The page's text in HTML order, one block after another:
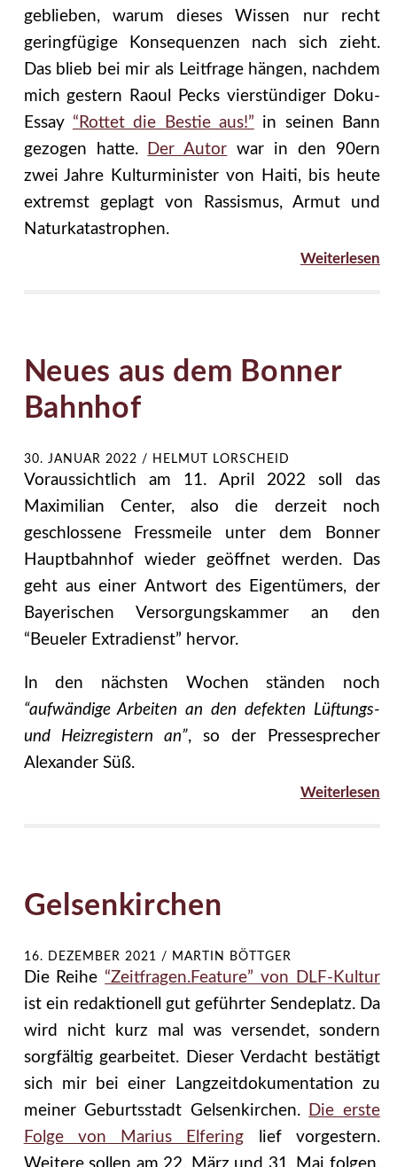
geblieben, warum dieses Wissen nur recht
geringfügige Konsequenzen nach sich zieht.
Das blieb bei mir als Leitfrage hängen, nachdem
mich gestern Raoul Pecks vierstündiger Doku-
Essay “Rottet die Bestie aus!” in seinen Bann
gezogen hatte.
Der Autor war in den 90ern
zwei Jahre Kulturminister von Haiti, bis heute
extremst geplagt von Rassismus, Armut und
Naturkatastrophen.
Weiterlesen
Neues aus dem Bonner
Bahnhof
30. JANUAR 2022 / HELMUT LORSCHEID
Voraussichtlich am 11. April 2022 soll das
Maximilian Center, also die derzeit noch
geschlossene Fressmeile unter dem Bonner
Hauptbahnhof wieder geöffnet werden. Das
geht aus einer Antwort des Eigentümers, der
Bayerischen Versorgungskammer an den
“Beueler Extradienst” hervor.
In den nächsten Wochen ständen noch
“aufwändige Arbeiten an den defekten Lüftungs-
und Heizregistern an”, so der Pressesprecher
Alexander Süß.
Weiterlesen
Gelsenkirchen
16. DEZEMBER 2021 / MARTIN BÖTTGER
Die Reihe “Zeitfragen.Feature” von DLF-Kultur
ist ein redaktionell gut geführter Sendeplatz. Da
wird nicht kurz mal was versendet, sondern
sorgfältig gearbeitet. Dieser Verdacht bestätigt
sich mir bei einer Langzeitdokumentation zu
meiner Geburtsstadt Gelsenkirchen.
Die erste
Folge von Marius Elfering lief vorgestern.